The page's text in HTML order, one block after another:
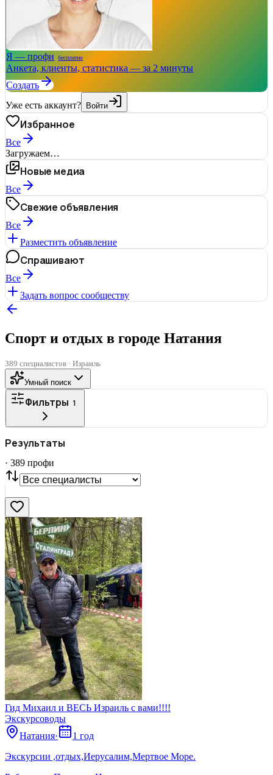
Я — профи бесплатно
Анкета, клиенты, статистика — за 2 минуты
Создать
Уже есть аккаунт? Войти
Избранное
Все
Загружаем…
Новые медиа
Все
Свежие объявления
Все
Разместить объявление
Спрашивают
Все
Задать вопрос сообществу
Спорт и отдых в городе Натания
389 специалистов · Израиль
Умный поиск
Фильтры 1
Все
СТАТУС
VIP С фото
Нашли
Сбросить
Результаты
· 389 профи
Гид Михаил и ВЕСЬ Израиль с вами!!!!
Экскурсоводы
Натания·
1 год
Экскурсии ,отдых,Иерусалим,Мертвое Море.